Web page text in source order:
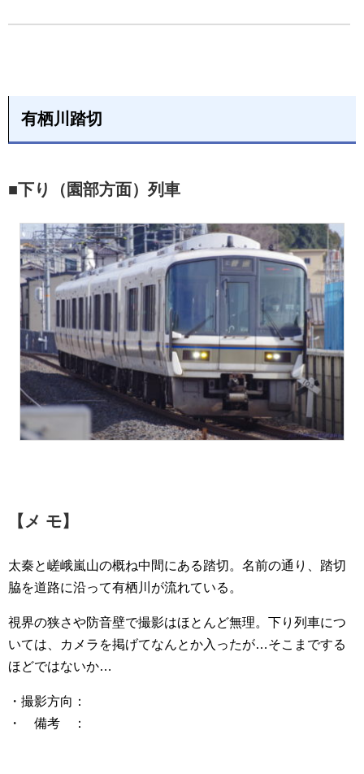
有栖川踏切
■下り（園部方面）列車
【メ モ】
太秦と嵯峨嵐山の概ね中間にある踏切。名前の通り、踏切
脇を道路に沿って有栖川が流れている。
視界の狭さや防音壁で撮影はほとんど無理。下り列車につ
いては、カメラを掲げてなんとか入ったが…そこまでする
ほどではないか…
・撮影方向：
・ 備考 ：